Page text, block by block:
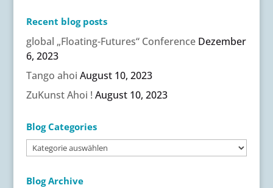
Recent blog posts
global „Floating-Futures“ Conference Dezember
6, 2023
Tango ahoi August 10, 2023
ZuKunst Ahoi ! August 10, 2023
Blog Categories
Blog
Categories
Blog Archive